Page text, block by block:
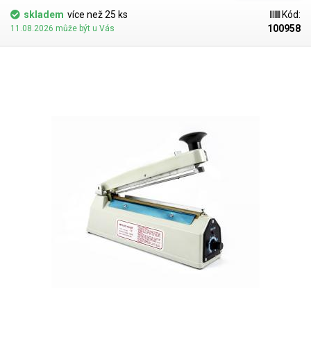
a hobby použití.V naší nabídce naleznete ekvivalentní svářečky v
celokovovém provedení, které jsou určené pro větší zátěž a průmysl.
skladem více než 25 ks
11.08.2026 může být u Vás
Kód:
100958